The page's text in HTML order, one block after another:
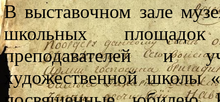
В выставочном зале
школьных площадок
преподавателей и
художественной школы